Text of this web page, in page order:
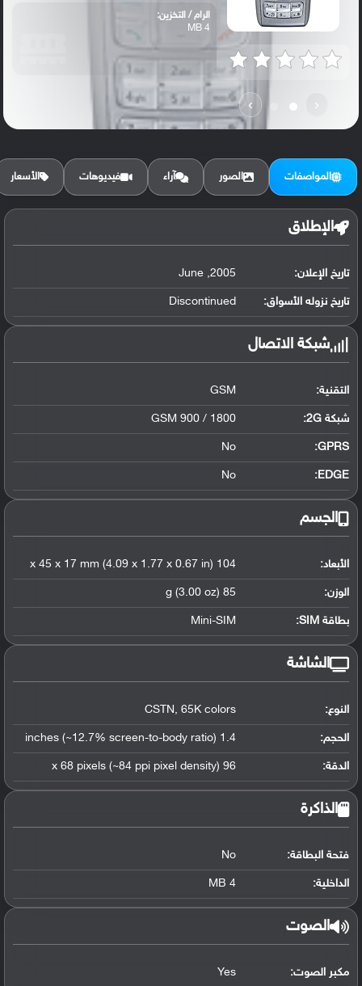
‹
›
الرام / التخزين:
4 MB
المواصفات الصور آراء فيديوهات الأسعار
الإطلاق
تاريخ الإعلان: 2005, June
تاريخ نزوله الأسواق: Discontinued
شبكة الاتصال
التقنية: GSM
شبكة 2G: GSM 900 / 1800
GPRS:
No
EDGE:
No
الجسم
الأبعاد: 104 x 45 x 17 mm (4.09 x 1.77 x 0.67 in)
الوزن: 85 g (3.00 oz)
بطاقة SIM: Mini-SIM
الشاشة
النوع: CSTN, 65K colors
الحجم: 1.4 inches (~12.7% screen-to-body ratio)
الدقة: 96 x 68 pixels (~84 ppi pixel density)
الذاكرة
فتحة البطاقة: No
الداخلية: 4 MB
الصوت
مكبر الصوت: Yes